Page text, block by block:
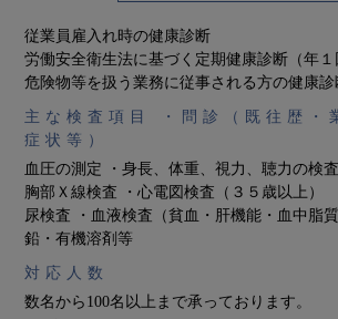
従業員雇入れ時の健康診断
労働安全衛生法に基づく定期健康診断（年１
危険物等を扱う業務に従事される方の健康診
主な検査項目 ・問診（既往歴・
症状等）
血圧の測定 ・身長、体重、視力、聴力の検査
胸部Ｘ線検査 ・心電図検査（３５歳以上）
尿検査 ・血液検査（貧血・肝機能・血中脂質
鉛・有機溶剤等
対応人数
数名から100名以上まで承っております。